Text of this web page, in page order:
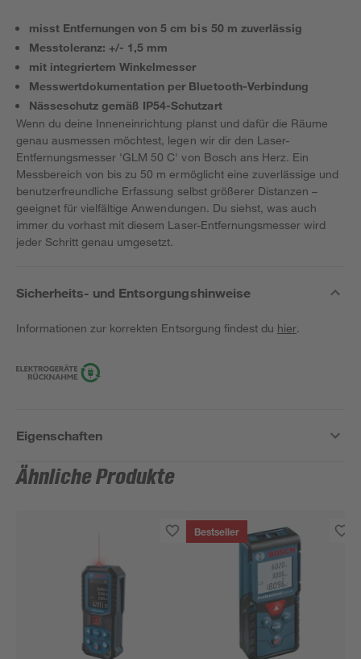
misst Entfernungen von 5 cm bis 50 m zuverlässig
Messtoleranz: +/- 1,5 mm
mit integriertem Winkelmesser
Messwertdokumentation per Bluetooth-Verbindung
Nässeschutz gemäß IP54-Schutzart
Wenn du deine Inneneinrichtung planst und dafür die Räume
genau ausmessen möchtest, legen wir dir den Laser-
Entfernungsmesser 'GLM 50 C' von Bosch ans Herz. Ein
Messbereich von bis zu 50 m ermöglicht eine zuverlässige und
benutzerfreundliche Erfassung selbst größerer Distanzen –
geeignet für vielfältige Anwendungen. Du siehst, was auch
immer du vorhast mit diesem Laser-Entfernungsmesser wird
jeder Schritt genau umgesetzt.
Sicherheits- und Entsorgungshinweise
Informationen zur korrekten Entsorgung findest du hier.
Eigenschaften
Ähnliche Produkte
Bestseller